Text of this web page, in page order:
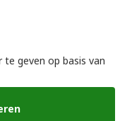
|Datenschutzerklärung